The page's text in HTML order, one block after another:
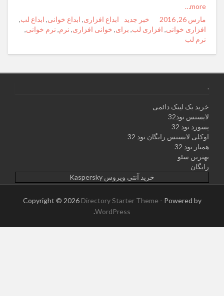
more…
Posted
on
مارس 26, 2016 Author
Categories
خبر جدید Tags
ابداع افزاری, ابداع خوانی, ابداع لب,
افزاری خوانی, افزاری لب, برای, خوانی افزاری, نرم, نرم خوانی,
نرم لب
.
خرید بک لینک دائمی
لایسنس نود32
پسورد نود 32
اوکلی لایسنس رایگان نود 32
همیار نود 32
بهترین سئو
رایگان
خرید آنتی ویروس Kaspersky
Copyright © 2026 Directory Starter Theme - Powered by
WordPress
.